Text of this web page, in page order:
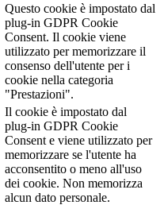
Questo cookie è impostato dal
plug-in GDPR Cookie
Consent. Il cookie viene
utilizzato per memorizzare il
consenso dell'utente per i
cookie nella categoria
"Prestazioni".
Il cookie è impostato dal
plug-in GDPR Cookie
Consent e viene utilizzato per
memorizzare se l'utente ha
acconsentito o meno all'uso
dei cookie. Non memorizza
alcun dato personale.